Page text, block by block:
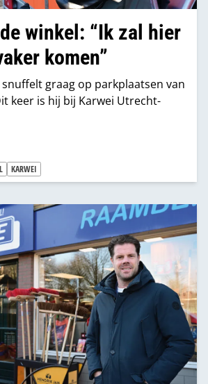
winkel: “Ik zal hier
komen”
graag op parkplaatsen van
keer is hij bij Karwei Utrecht-
KARWEI